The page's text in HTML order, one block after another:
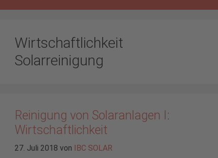
Wirtschaftlichkeit
Solarreinigung
Reinigung von Solaranlagen I:
Wirtschaftlichkeit
27. Juli 2018 von IBC SOLAR